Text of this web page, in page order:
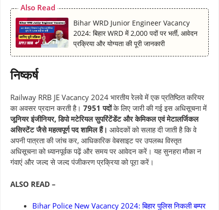
Also Read
Bihar WRD Junior Engineer Vacancy
2024: बिहार WRD में 2,000 पदों पर भर्ती, आवेदन
प्रक्रिया और योग्यता की पूरी जानकारी
निष्कर्ष
Railway RRB JE Vacancy 2024 भारतीय रेलवे में एक प्रतिष्ठित करियर
का अवसर प्रदान करती है। 7951 पदोंके लिए जारी की गई इस अधिसूचना में
जूनियर इंजीनियर, डिपो मटेरियल सुपरिंटेंडेंट और केमिकल एवं मेटालर्जिकल
असिस्टेंट जैसे महत्वपूर्ण पद शामिल हैं। आवेदकों को सलाह दी जाती है कि वे
अपनी पात्रता की जांच कर, आधिकारिक वेबसाइट पर उपलब्ध विस्तृत
अधिसूचना को ध्यानपूर्वक पढ़ें और समय पर आवेदन करें। यह सुनहरा मौका न
गंवाएं और जल्द से जल्द पंजीकरण प्रक्रिया को पूरा करें।
ALSO READ –
Bihar Police New Vacancy 2024: बिहार पुलिस निकली बम्पर